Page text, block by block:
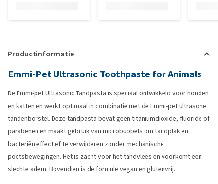
Productinformatie
Emmi-Pet Ultrasonic Toothpaste for Animals
De Emmi-pet Ultrasonic Tandpasta is speciaal ontwikkeld voor honden
en katten en werkt optimaal in combinatie met de Emmi-pet ultrasone
tandenborstel. Deze tandpasta bevat geen titaniumdioxide, fluoride of
parabenen en maakt gebruik van microbubbels om tandplak en
bacteriën effectief te verwijderen zonder mechanische
poetsbewegingen. Het is zacht voor het tandvlees en voorkomt een
slechte adem. Bovendien is de formule vegan en glutenvrij.